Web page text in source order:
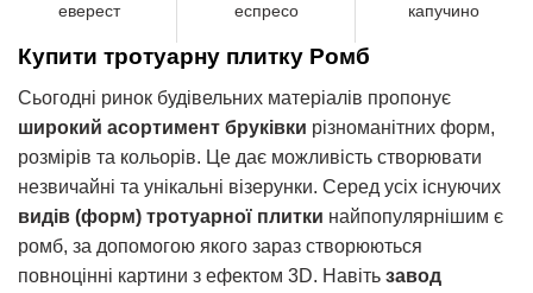
еверест еспресо капучино
Купити тротуарну плитку Ромб
Сьогодні ринок будівельних матеріалів пропонує
широкий асортимент бруківки різноманітних форм,
розмірів та кольорів. Це дає можливість створювати
незвичайні та унікальні візерунки. Серед усіх існуючих
видів (форм) тротуарної плитки найпопулярнішим є
ромб, за допомогою якого зараз створюються
повноцінні картини з ефектом 3D. Навіть завод